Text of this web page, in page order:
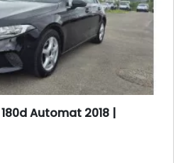
180d Automat 2018 |